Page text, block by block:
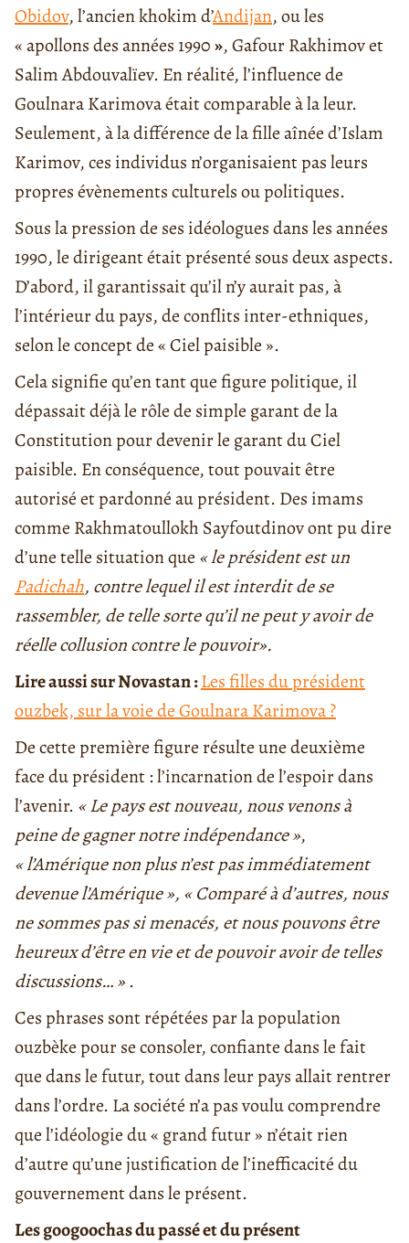
Obidov, l’ancien khokim d’Andijan, ou les
« apollons des années 1990», Gafour Rakhimov et
Salim Abdouvalïev. En réalité, l’influence de
Goulnara Karimova était comparable à la leur.
Seulement, à la différence de la fille aînée d’Islam
Karimov, ces individus n’organisaient pas leurs
propres évènements culturels ou politiques.
Sous la pression de ses idéologues dans les années
1990, le dirigeant était présenté sous deux aspects.
D’abord, il garantissait qu’il n’y aurait pas, à
l’intérieur du pays, de conflits inter-ethniques,
selon le concept de « Ciel paisible ».
Cela signifie qu’en tant que figure politique, il
dépassait déjà le rôle de simple garant de la
Constitution pour devenir le garant du Ciel
paisible. En conséquence, tout pouvait être
autorisé et pardonné au président. Des imams
comme Rakhmatoullokh Sayfoutdinov ont pu dire
d’une telle situation que « le président est un
Padichah, contre lequel il est interdit de se
rassembler, de telle sorte qu’il ne peut y avoir de
réelle collusion contre le pouvoir».
Lire aussi sur Novastan :Les filles du président
ouzbek, sur la voie de Goulnara Karimova ?
De cette première figure résulte une deuxième
face du président : l’incarnation de l’espoir dans
l’avenir. « Le pays est nouveau, nous venons à
peine de gagner notre indépendance »,
« l’Amérique non plus n’est pas immédiatement
devenue l’Amérique », « Comparé à d’autres, nous
ne sommes pas si menacés, et nous pouvons être
heureux d’être en vie et de pouvoir avoir de telles
discussions… » .
Ces phrases sont répétées par la population
ouzbèke pour se consoler, confiante dans le fait
que dans le futur, tout dans leur pays allait rentrer
dans l’ordre. La société n’a pas voulu comprendre
que l’idéologie du « grand futur » n’était rien
d’autre qu’une justification de l’inefficacité du
gouvernement dans le présent.
Les googoochas du passé et du présent